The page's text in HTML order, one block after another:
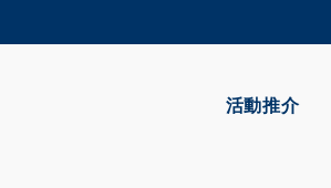
更多科大概覽
生活@科大
活動推介